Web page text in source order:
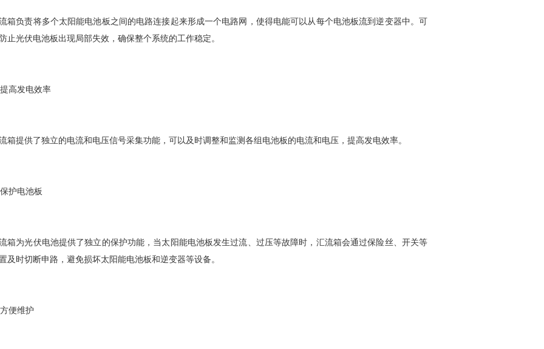
箱负责将多个太阳能电池板之间的电路连接起来形成一个电路网，使得电能可以从每个电池板流到逆变器中。可
止光伏电池板出现局部失效，确保整个系统的工作稳定。
高发电效率
箱提供了独立的电流和电压信号采集功能，可以及时调整和监测各组电池板的电流和电压，提高发电效率。
护电池板
箱为光伏电池提供了独立的保护功能，当太阳能电池板发生过流、过压等故障时，汇流箱会通过保险丝、开关等
及时切断申路，避免损坏太阳能电池板和逆变器等设备。
便维护